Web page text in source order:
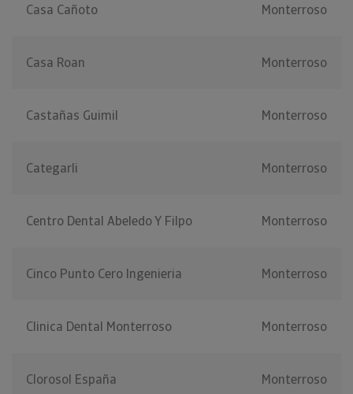
Casa Cañoto Monterroso
Casa Roan Monterroso
Castañas Guimil Monterroso
Categarli Monterroso
Centro Dental Abeledo Y Filpo Monterroso
Cinco Punto Cero Ingenieria Monterroso
Clinica Dental Monterroso Monterroso
Clorosol España Monterroso